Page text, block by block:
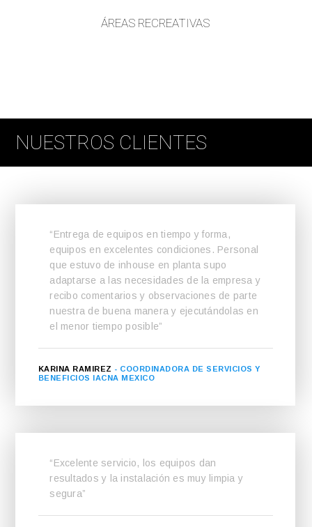
ÁREAS RECREATIVAS
NUESTROS CLIENTES
“Entrega de equipos en tiempo y forma,
equipos en excelentes condiciones. Personal
que estuvo de inhouse en planta supo
adaptarse a las necesidades de la empresa y
recibo comentarios y observaciones de parte
nuestra de buena manera y ejecutándolas en
el menor tiempo posible”
KARINA RAMIREZ - COORDINADORA DE SERVICIOS Y
BENEFICIOS IACNA MEXICO
“Excelente servicio, los equipos dan
resultados y la instalación es muy limpia y
segura”